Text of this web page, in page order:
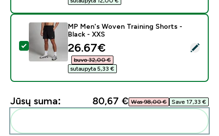
Pasirinkti šį produktą - MP Men's Woven Training
MP Men's Woven Training Shorts -
Black - XXS
discounted price
26.67€‎
buvo 32,00 €‎
sutaupyta 5,33 €‎
Jūsų suma: 80,67 €‎ Was 98,00 €‎ Save 17,33 €‎